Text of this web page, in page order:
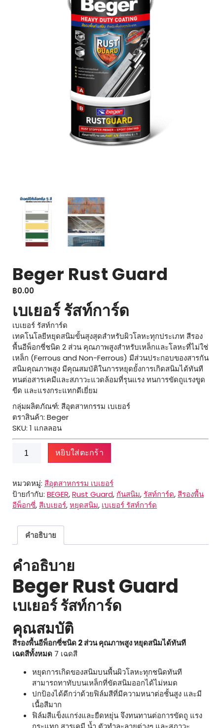
Beger Rust Guard
฿0.00
เบเยอร์ รัสท์การ์ด
เบเยอร์ รัสท์การ์ด
เทคโนโลยีหยุดสนิมขั้นสุงสุดสำหรับผิวโลหะทุกประเภท สีรอง
พื้นอีพ็อกซี่ชนิด 2 ส่วน คุณภาพสูงสำหรับเหล็กและโลหะที่ไม่ใช่
เหล็ก (Ferrous and Non-Ferrous) มีส่วนประกอบของสารกัน
สนิมคุณภาพสูง มีคุณสมบัติในการหยุดยั้งการเกิดสนิมได้ทันที
ทนต่อสารเคมีและสภาวะแวดล้อมที่รุนแรง ทนการขัดถูแรงขูด
ขีด และแรงกระแทกดีเยี่ยม
กลุ่มผลิตภัณฑ์: สีอุตสาหกรรม เบเยอร์
ตราสินค้า: Beger
SKU: 1 แกลลอน
จำนวน
Beger
Guard
ชิ้น
หยิบใส่ตะกร้า
หมวดหมู่: สีอุตสาหกรรม เบเยอร์
ป้ายกำกับ: BEGER,Rust Guard, กันสนิม, รัสท์การ์ด, สีรองพื้น
อีพ็อกซี่, สีเบเยอร์,หยุดสนิม, เบเยอร์ รัสท์การ์ด
คำอธิบาย
คำอธิบาย
Beger Rust Guard
เบเยอร์ รัสท์การ์ด
คุณสมบัติ
สีรองพื้นอีพ็อกซี่ชนิด 2 ส่วน คุณภาพสูง หยุดสนิมได้ทันที
เฉดสีทั้งหมด 7 เฉดสี
หยุดการเกิดของสนิมบนพื้นผิวโลหะทุกชนิดทันที
สามารถทาทับบนเหล็กที่ขัดสนิมออกได้ไม่หมด
ปกป้องได้ดีกว่าด้วยฟิล์มสีที่มีความหนาต่อชั้นสูง และมี
เนื้อสีมาก
ฟิล์มสีแข็งแกร่งและยืดหยุ่น จึงทนทานต่อการขัดถู แรง